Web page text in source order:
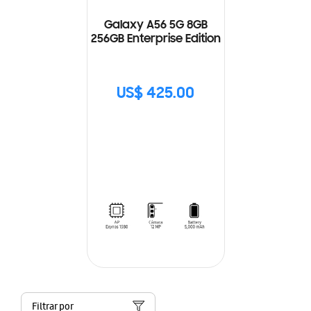
Galaxy A56 5G 8GB
256GB Enterprise Edition
US$ 425.00
Filtrar por